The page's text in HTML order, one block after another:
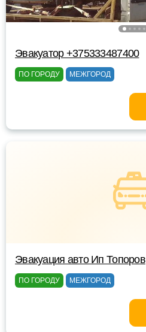
Эвакуатор +375333487400
ПО ГОРОДУ МЕЖГОРОД
Эвакуация авто Ип Топоров
ПО ГОРОДУ МЕЖГОРОД